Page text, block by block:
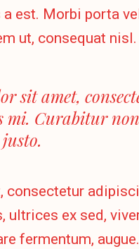
est. Morbi porta
ut, consequat
sit amet,
mi. Curabitur
consectetur
ex sed,
fermentum, augue.